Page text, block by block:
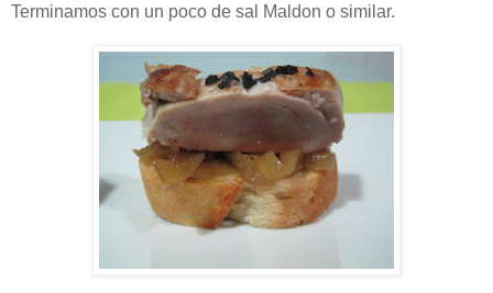
Terminamos con un poco de sal Maldon o similar.